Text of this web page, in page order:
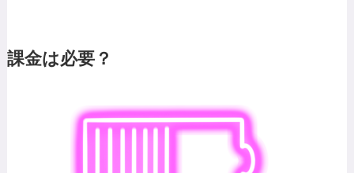
課金は必要？